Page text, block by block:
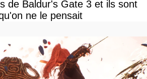
de Baldur's Gate 3 et ils sont
ne le pensait